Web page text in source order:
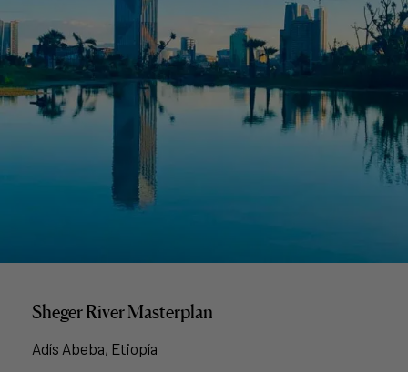
Sheger River Masterplan
Adís Abeba, Etiopía